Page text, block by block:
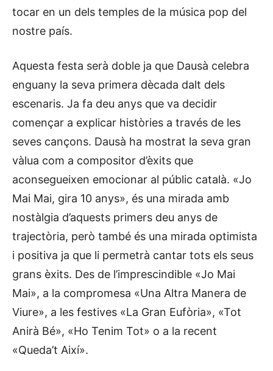
tocar en un dels temples de la música pop del
nostre país.
Aquesta festa serà doble ja que Dausà celebra
enguany la seva primera dècada dalt dels
escenaris. Ja fa deu anys que va decidir
començar a explicar històries a través de les
seves cançons. Dausà ha mostrat la seva gran
vàlua com a compositor d’èxits que
aconsegueixen emocionar al públic català. «Jo
Mai Mai, gira 10 anys», és una mirada amb
nostàlgia d’aquests primers deu anys de
trajectòria, però també és una mirada optimista
i positiva ja que li permetrà cantar tots els seus
grans èxits. Des de l’imprescindible «Jo Mai
Mai», a la compromesa «Una Altra Manera de
Viure», a les festives «La Gran Eufòria», «Tot
Anirà Bé», «Ho Tenim Tot» o a la recent
«Queda’t Així».